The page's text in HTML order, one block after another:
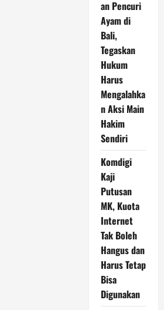
an Pencuri
Ayam di
Bali,
Tegaskan
Hukum
Harus
Mengalahka
n Aksi Main
Hakim
Sendiri
Komdigi
Kaji
Putusan
MK, Kuota
Internet
Tak Boleh
Hangus dan
Harus Tetap
Bisa
Digunakan